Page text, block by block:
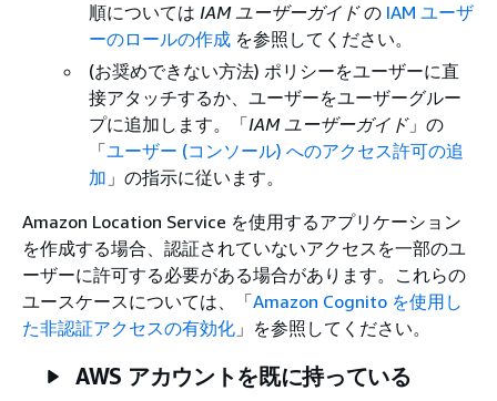
順については IAM ユーザーガイドの IAM ユーザ
ーのロールの作成 を参照してください。
(お奨めできない方法) ポリシーをユーザーに直
接アタッチするか、ユーザーをユーザーグルー
プに追加します。「IAM ユーザーガイド」の
「ユーザー (コンソール) へのアクセス許可の追
加 」の指示に従います。
Amazon Location Service を使用するアプリケーション
を作成する場合、認証されていないアクセスを一部のユ
ーザーに許可する必要がある場合があります。これらの
ユースケースについては、「Amazon Cognito を使用し
た非認証アクセスの有効化 」を参照してください。
AWS アカウントを既に持っている